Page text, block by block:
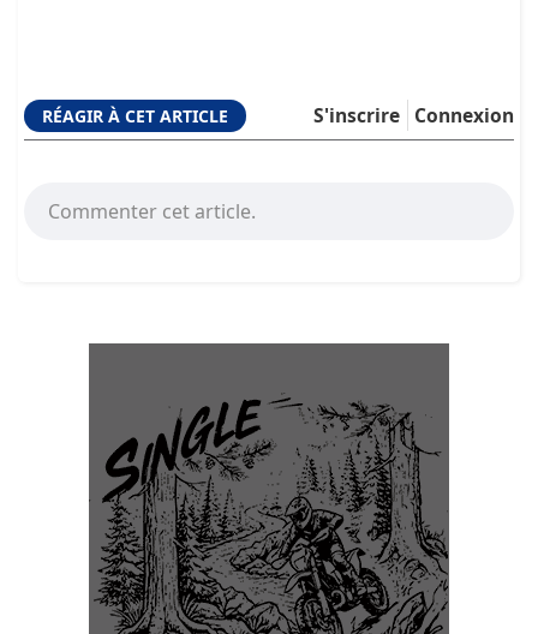
RÉAGIR À CET ARTICLE Connexion
S'inscrire
Commenter cet article.